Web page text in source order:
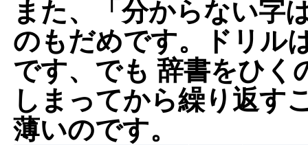
また、「分からない字
のもだめです。ドリル
です、でも 辞書をひく
しまってから繰り返す
薄いのです。